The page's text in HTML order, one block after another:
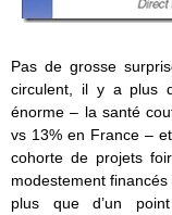
Pas de grosse
circulent, il y a plus
énorme – la santé
vs 13% en France –
cohorte de projets
modestement financés
plus que d’un